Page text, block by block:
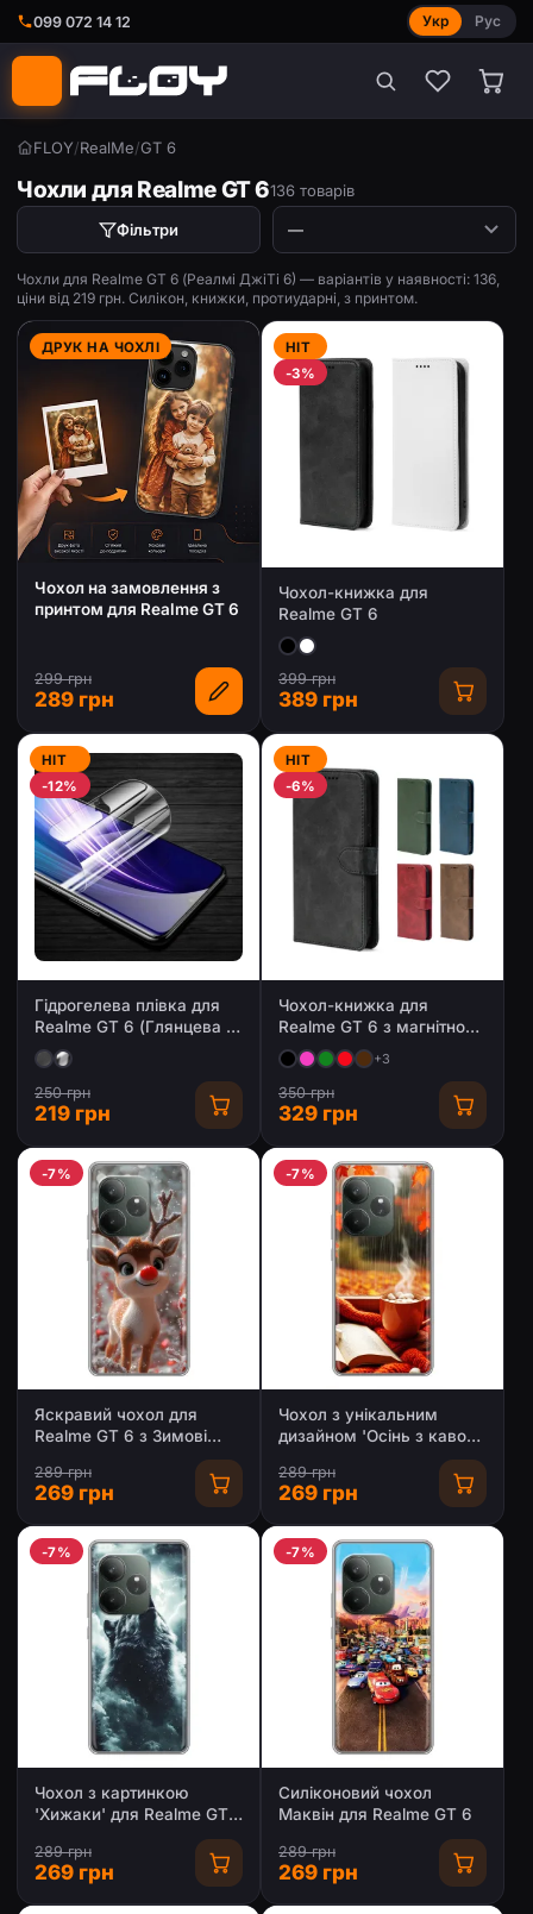
099 072 14 12 Укр Рус
FLOY/RealMe/GT 6
Чохли для Realme GT 6136 товарів
Фільтри
Чохли для Realme GT 6 (Реалмі ДжіТі 6) — варіантів у наявності: 136,
ціни від 219 грн. Силікон, книжки, протиударні, з принтом.
ДРУК НА ЧОХЛІ
Чохол на замовлення з
принтом для Realme GT 6
299 грн
289 грн
HIT
-3%
Чохол-книжка для
Realme GT 6
399 грн
389 грн
HIT
-12%
Гідрогелева плівка для
Realme GT 6 (Глянцева /
Матова)
250 грн
219 грн
HIT
-6%
Чохол-книжка для
Realme GT 6 з магнітною
застібкою
+3
350 грн
329 грн
-7%
Яскравий чохол для
Realme GT 6 з Зимові
289 грн
269 грн
-7%
Чохол з унікальним
дизайном 'Осінь з кавою'
289 грн
269 грн
-7%
Чохол з картинкою
'Хижаки' для Realme GT
289 грн
269 грн
-7%
Силіконовий чохол
Маквін для Realme GT 6
289 грн
269 грн